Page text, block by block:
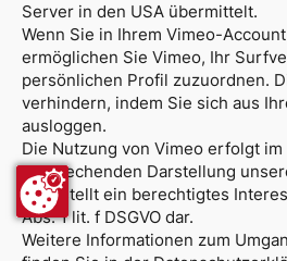
Server in den USA übermittelt.
Wenn Sie in Ihrem Vimeo-
ermöglichen Sie Vimeo, Ihr
persönlichen Profil zuzuordnen.
verhindern, indem Sie sich aus
ausloggen.
Die Nutzung von Vimeo erfolgt
ansprechenden Darstellung
Dies stellt ein berechtigtes
Abs. 1 lit. f DSGVO dar.
Weitere Informationen zum